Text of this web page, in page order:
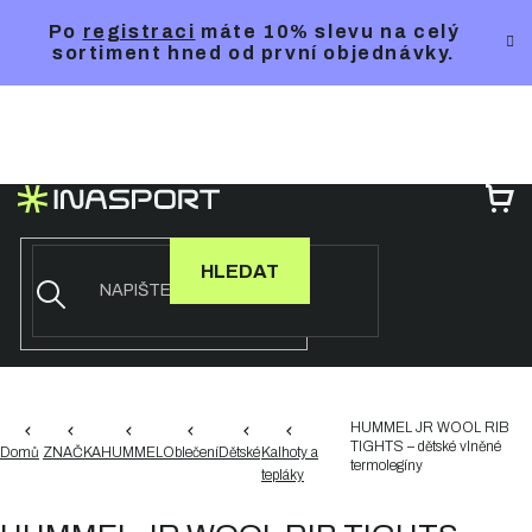
Po registraci máte 10% slevu na celý
sortiment hned od první objednávky.
HLEDAT
Domů ZNAČKAHUMMELOblečeníDětské Kalhoty a
tepláky
HUMMEL JR WOOL RIB
TIGHTS – dětské vlněné
termolegíny